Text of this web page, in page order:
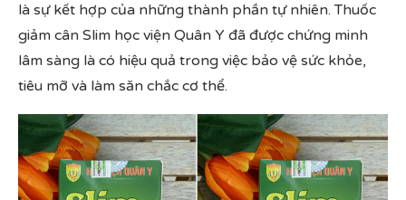
là sự kết hợp của những thành phần tự nhiên. Thuốc
giảm cân Slim học viện Quân Y đã được chứng minh
lâm sàng là có hiệu quả trong việc bảo vệ sức khỏe,
tiêu mỡ và làm săn chắc cơ thể.